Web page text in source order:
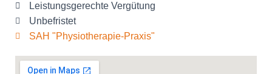
Leistungsgerechte Vergütung
Unbefristet
SAH "Physiotherapie-Praxis"